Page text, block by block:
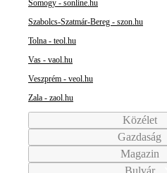
Somogy - sonline.hu
Szabolcs-Szatmár-Bereg - szon.hu
Tolna - teol.hu
Vas - vaol.hu
Veszprém - veol.hu
Zala - zaol.hu
Közélet
Gazdaság
Magazin
Bulvár